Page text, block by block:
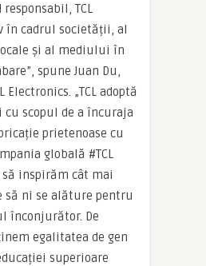
TCL
în cadrul societății, al
și al mediului în
spune Juan Du,
Electronics. „TCL adoptă
scopul de a încuraja
prietenoase cu
globală #TCL
să inspirăm cât mai
să ni se alăture pentru
înconjurător. De
egalitatea de gen
superioare